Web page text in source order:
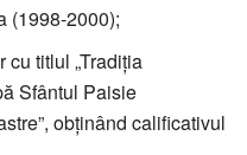
(1998-2000);
titlul „Tradiția
Sfântul Paisie
obținând calificativul